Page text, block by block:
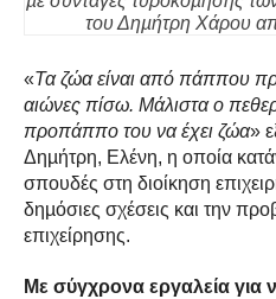
του Δηµήτρη Χάρου
«Τα ζώα είναι από πάππου
αιώνες πίσω. Μάλιστα ο
προπάππο του να έχει ζώα»
Δηµήτρη, Ελένη, η οποία
σπουδές στη διοίκηση
δηµόσιες σχέσεις και την
επιχείρησης.
Με σύγχρονα εργαλεία για